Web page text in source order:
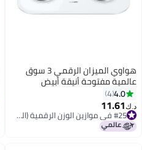
هواوي الميزان الرقمي 3 سوق
عالمية مفتوحة أنيقة أبيض
4.0
4
د.ك‏11.61
#25 في موازين الوزن الرقمية (الصحة)